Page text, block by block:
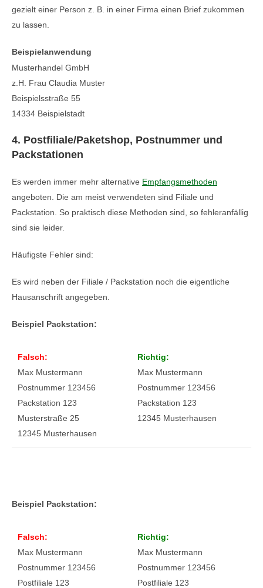
gezielt einer Person z. B. in einer Firma einen Brief zukommen
zu lassen.
Beispielanwendung
Musterhandel GmbH
z.H. Frau Claudia Muster
Beispielsstraße 55
14334 Beispielstadt
4. Postfiliale/Paketshop, Postnummer und
Packstationen
Es werden immer mehr alternative Empfangsmethoden
angeboten. Die am meist verwendeten sind Filiale und
Packstation. So praktisch diese Methoden sind, so fehleranfällig
sind sie leider.
Häufigste Fehler sind:
Es wird neben der Filiale / Packstation noch die eigentliche
Hausanschrift angegeben.
Beispiel Packstation:
Falsch:
Max Mustermann
Postnummer 123456
Packstation 123
Musterstraße 25
12345 Musterhausen
Richtig:
Max Mustermann
Postnummer 123456
Packstation 123
12345 Musterhausen
Beispiel Packstation:
Falsch:
Max Mustermann
Postnummer 123456
Postfiliale 123
Richtig:
Max Mustermann
Postnummer 123456
Postfiliale 123